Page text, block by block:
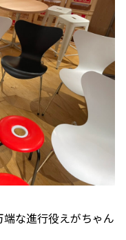
な進行役えがちゃん